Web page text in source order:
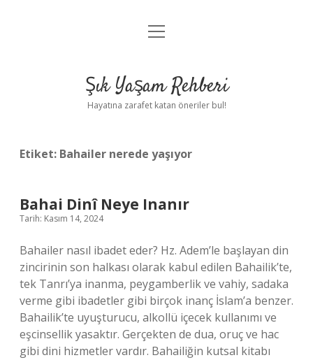
Anasayfa
Yasal Uyarı
menüyü
Şık Yaşam Rehberi
Hayatına zarafet katan öneriler bul!
Etiket: Bahailer nerede yaşıyor
Bahai Dinî Neye Inanır
Tarih: Kasım 14, 2024
Bahailer nasıl ibadet eder? Hz. Adem’le başlayan din
zincirinin son halkası olarak kabul edilen Bahailik’te,
tek Tanrı’ya inanma, peygamberlik ve vahiy, sadaka
verme gibi ibadetler gibi birçok inanç İslam’a benzer.
Bahailik’te uyuşturucu, alkollü içecek kullanımı ve
eşcinsellik yasaktır. Gerçekten de dua, oruç ve hac
gibi dini hizmetler vardır. Bahailiğin kutsal kitabı